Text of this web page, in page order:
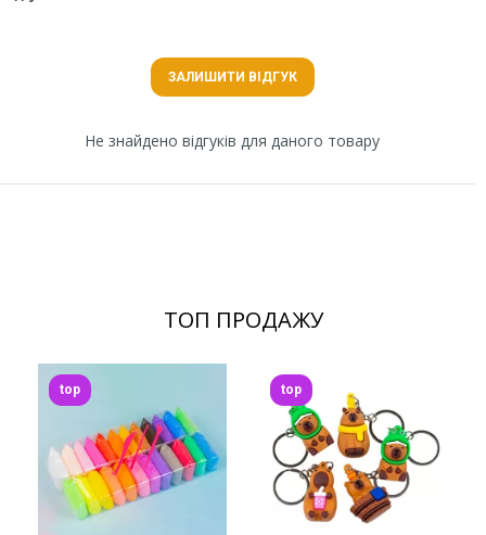
ЗАЛИШИТИ ВІДГУК
Не знайдено відгуків для даного товару
ТОП ПРОДАЖУ
top top